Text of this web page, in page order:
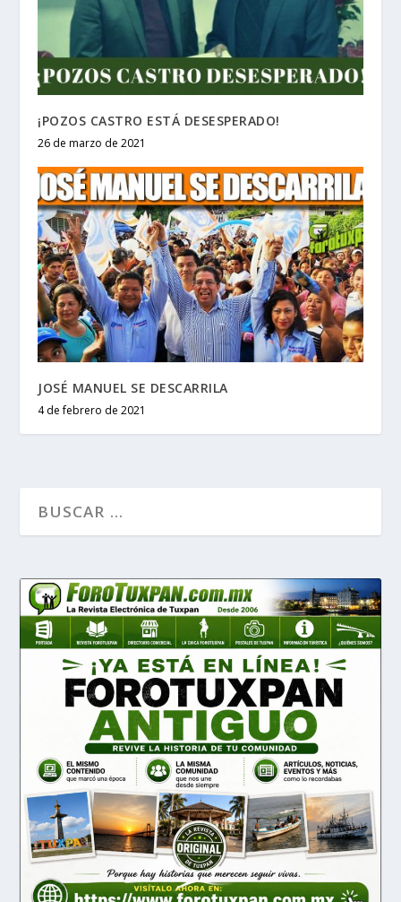
¡POZOS CASTRO ESTÁ DESESPERADO!
26 de marzo de 2021
JOSÉ MANUEL SE DESCARRILA
4 de febrero de 2021